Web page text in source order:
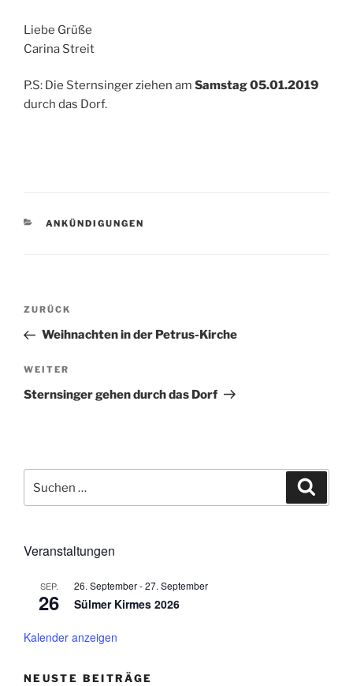
Liebe Grüße
Carina Streit
P.S: Die Sternsinger ziehen am Samstag 05.01.2019
durch das Dorf.
KATEGORIEN
ANKÜNDIGUNGEN
Beitragsnavigation
Vorheriger
Beitrag
ZURÜCK
Weihnachten in der Petrus-Kirche
Nächster
Beitrag
WEITER
Sternsinger gehen durch das Dorf
nach:
Veranstaltungen
SEP.
26
26. September-27. September
Sülmer Kirmes 2026
Kalender anzeigen
NEUSTE BEITRÄGE